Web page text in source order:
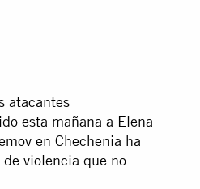
atacantes
esta mañana a Elena
en Chechenia ha
violencia que no